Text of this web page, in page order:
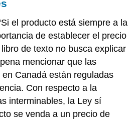
el producto está siempre a la
de establecer el precio
de texto no busca explicar
mencionar que las
Canadá están reguladas
Con respecto a la
interminables, la Ley sí
se venda a un precio de